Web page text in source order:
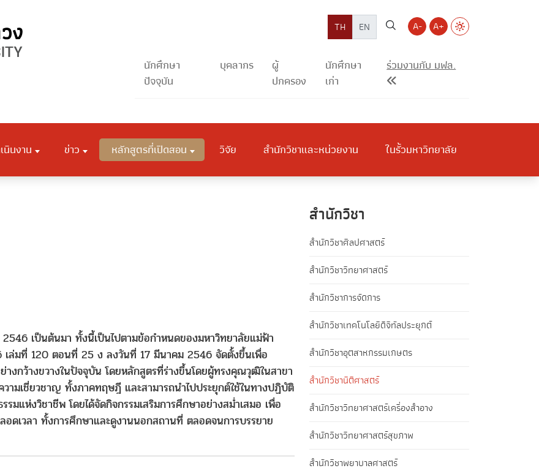
TH EN A- A+
นักศึกษา
ปัจจุบัน
บุคลากร
ผู้
ปกครอง
นักศึกษา
เก่า
ร่วมงานกับ มฟล.
นินงาน ข่าว หลักสูตรที่เปิดสอน วิจัย สำนักวิชาและหน่วยงาน ในรั้วมหาวิทยาลัย
เป็นต้นมา ทั้งนี้เป็นไปตามข้อกำหนดของมหาวิทยาลัยแม่ฟ้า
ล่มที่ 120 ตอนที่ 25 ง ลงวันที่ 17 มีนาคม 2546 จัดตั้งขึ้นเพื่อ
งกว้างขวางในปัจจุบัน โดยหลักสูตรที่ร่างขึ้นโดยผู้ทรงคุณวุฒิในสาขา
มเชี่ยวชาญ ทั้งภาคทฤษฎี และสามารถนำไปประยุกต์ใช้ในทางปฏิบัติ
แห่งวิชาชีพ โดยได้จัดกิจกรรมเสริมการศึกษาอย่างสม่ำเสมอ เพื่อ
ดเวลา ทั้งการศึกษาและดูงานนอกสถานที่ ตลอดจนการบรรยาย
สำนักวิชา
สำนักวิชาศิลปศาสตร์
สำนักวิชาวิทยาศาสตร์
สำนักวิชาการจัดการ
สำนักวิชาเทคโนโลยีดิจิทัลประยุกต์
สำนักวิชาอุตสาหกรรมเกษตร
สำนักวิชานิติศาสตร์
สำนักวิชาวิทยาศาสตร์เครื่องสำอาง
สำนักวิชาวิทยาศาสตร์สุขภาพ
สำนักวิชาพยาบาลศาสตร์